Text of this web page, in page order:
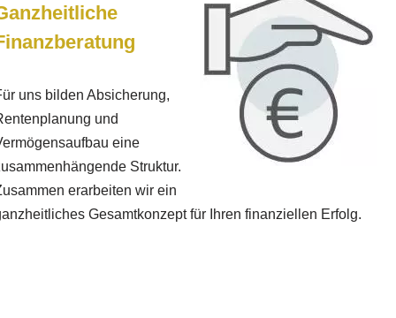
uns bilden Absicherung,
und
eine
Struktur.
erarbeiten wir ein
Gesamtkonzept für Ihren finanziellen Erfolg.